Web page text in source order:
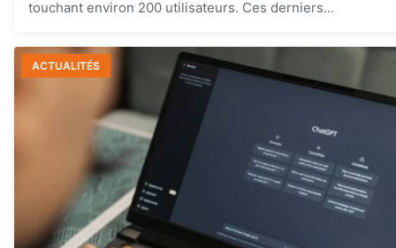
touchant environ 200 utilisateurs. Ces derniers...
ACTUALITÉS